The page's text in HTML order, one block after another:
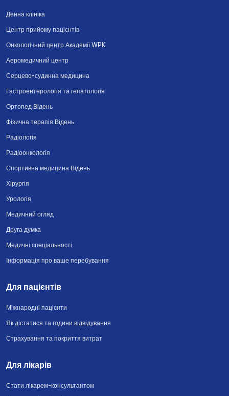
Денна клініка
Центр прийому пацієнтів
Онкологічний центр Академії WPK
Аеромедичний центр
Серцево-судинна медицина
Гастроентерологія та гепатологія
Ортопед Відень
Фізична терапія Відень
Радіологія
Радіоонкологія
Спортивна медицина Відень
Хірургія
Урологія
Медичний огляд
Друга думка
Медичні спеціальності
Інформація про ваше перебування
Для пацієнтів
Міжнародні пацієнти
Як дістатися та години відвідування
Страхування та покриття витрат
Для лікарів
Стати лікарем-консультантом